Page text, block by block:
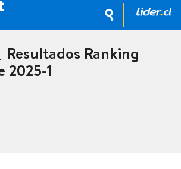
Resultados Ranking
2025-1